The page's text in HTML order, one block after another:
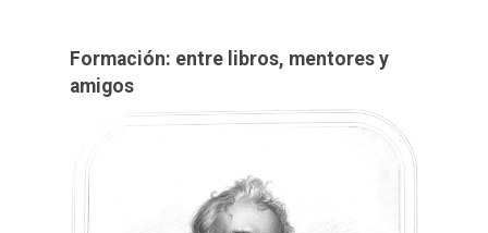
Formación: entre libros, mentores y
amigos